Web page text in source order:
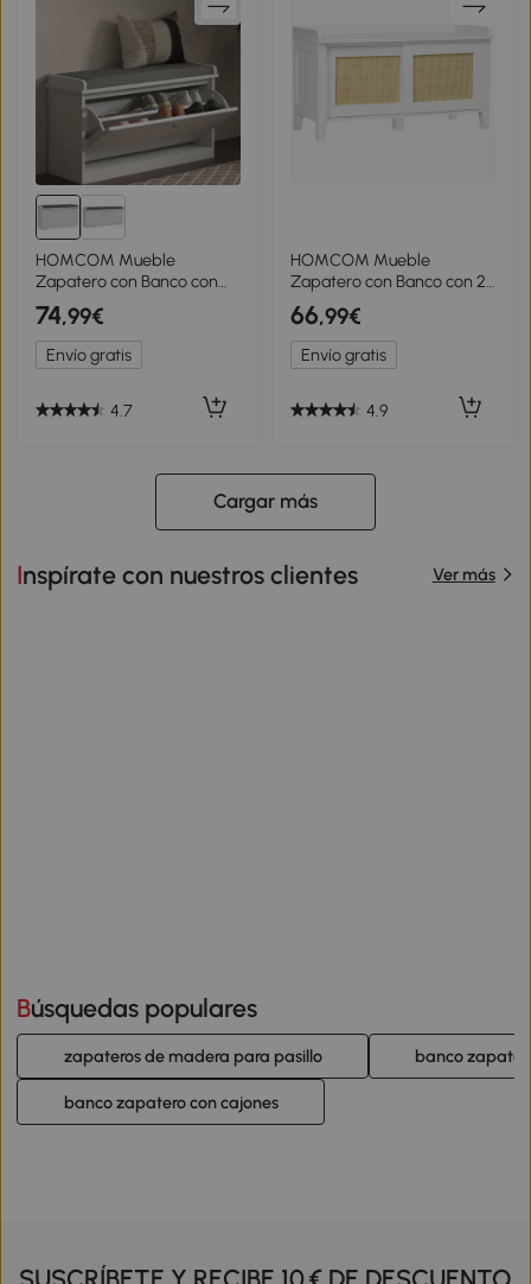
HOMCOM Mueble
Zapatero con Banco con
Estantes Ajustables y Cojín
Acolchado para 8 Pares de
Zapatos 80x26x48 cm
Blanco
74,99€
Envío gratis
4.7
HOMCOM Mueble
Zapatero con Banco con 2
Puertas de Ratán Estilo
Cannage Carga 130 kg para
Pasillo 80x35x45 cm Blanco
y Natural
66,99€
Envío gratis
4.9
Cargar más
Inspírate con nuestros clientes Ver más
Búsquedas populares
zapateros de madera para pasillo banco
banco zapatero con cajones